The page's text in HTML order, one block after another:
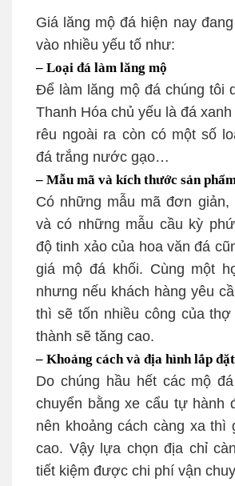
Giá lăng mộ đá hiện nay
vào nhiều yếu tố như:
– Loại đá làm lăng mộ
Để làm lăng mộ đá chúng tôi
Thanh Hóa chủ yếu là đá
rêu ngoài ra còn có một số
đá trắng nước gạo…
– Mẫu mã và kích thước sản
Có những mẫu mã đơn giản,
và có những mẫu cầu kỳ
độ tinh xảo của hoa văn đá
giá mộ đá khối. Cùng một
nhưng nếu khách hàng yêu
thì sẽ tốn nhiều công của
thành sẽ tăng cao.
– Khoảng cách và địa hình lắp đặt
Do chúng hầu hết các mộ
chuyển bằng xe cẩu tự hành
nên khoảng cách càng xa thì
cao. Vậy lựa chọn địa chỉ
tiết kiệm được chi phí vận